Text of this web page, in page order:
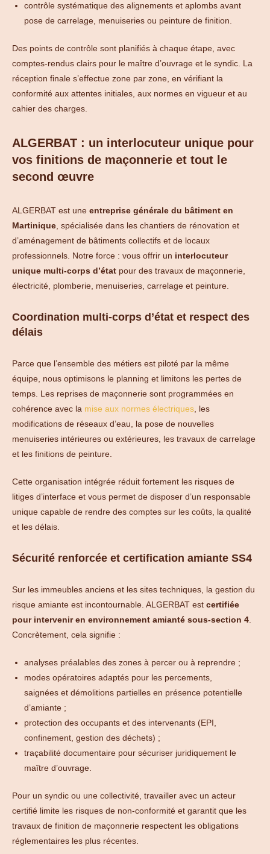
contrôle systématique des alignements et aplombs avant
pose de carrelage, menuiseries ou peinture de finition.
Des points de contrôle sont planifiés à chaque étape, avec
comptes-rendus clairs pour le maître d’ouvrage et le syndic. La
réception finale s’effectue zone par zone, en vérifiant la
conformité aux attentes initiales, aux normes en vigueur et au
cahier des charges.
ALGERBAT : un interlocuteur unique pour
vos finitions de maçonnerie et tout le
second œuvre
ALGERBAT est une entreprise générale du bâtiment en
Martinique, spécialisée dans les chantiers de rénovation et
d’aménagement de bâtiments collectifs et de locaux
professionnels. Notre force : vous offrir un interlocuteur
unique multi-corps d’état pour des travaux de maçonnerie,
électricité, plomberie, menuiseries, carrelage et peinture.
Coordination multi-corps d’état et respect des
délais
Parce que l’ensemble des métiers est piloté par la même
équipe, nous optimisons le planning et limitons les pertes de
temps. Les reprises de maçonnerie sont programmées en
cohérence avec la mise aux normes électriques, les
modifications de réseaux d’eau, la pose de nouvelles
menuiseries intérieures ou extérieures, les travaux de carrelage
et les finitions de peinture.
Cette organisation intégrée réduit fortement les risques de
litiges d’interface et vous permet de disposer d’un responsable
unique capable de rendre des comptes sur les coûts, la qualité
et les délais.
Sécurité renforcée et certification amiante SS4
Sur les immeubles anciens et les sites techniques, la gestion du
risque amiante est incontournable. ALGERBAT est certifiée
pour intervenir en environnement amianté sous-section 4.
Concrètement, cela signifie :
analyses préalables des zones à percer ou à reprendre ;
modes opératoires adaptés pour les percements,
saignées et démolitions partielles en présence potentielle
d’amiante ;
protection des occupants et des intervenants (EPI,
confinement, gestion des déchets) ;
traçabilité documentaire pour sécuriser juridiquement le
maître d’ouvrage.
Pour un syndic ou une collectivité, travailler avec un acteur
certifié limite les risques de non-conformité et garantit que les
travaux de finition de maçonnerie respectent les obligations
réglementaires les plus récentes.